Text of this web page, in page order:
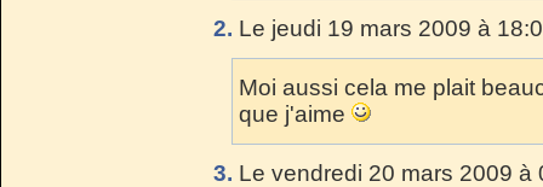
2. Le jeudi 19 mars 2009 à
Moi aussi cela me plait
que j'aime
3. Le vendredi 20 mars 2009 à